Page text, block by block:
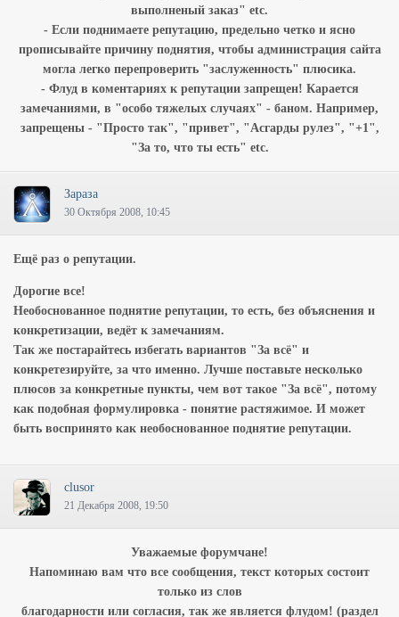
выполненый заказ" etc.
- Если поднимаете репутацию, предельно четко и ясно
прописывайте причину поднятия, чтобы администрация сайта
могла легко перепроверить "заслуженность" плюсика.
- Флуд в коментариях к репутации запрещен! Карается
замечаниями, в "особо тяжелых случаях" - баном. Например,
запрещены - "Просто так", "привет", "Асгарды рулез", "+1",
"За то, что ты есть" etc.
Зараза
30 Октября 2008, 10:45
Ещё раз о репутации.
Дорогие все!
Необоснованное поднятие репутации, то есть, без объяснения и
конкретизации, ведёт к замечаниям.
Так же постарайтесь избегать вариантов "За всё" и
конкретезируйте, за что именно. Лучше поставьте несколько
плюсов за конкретные пункты, чем вот такое "За всё", потому
как подобная формулировка - понятие растяжимое. И может
быть воспринято как необоснованное поднятие репутации.
clusor
21 Декабря 2008, 19:50
Уважаемые форумчане!
Напоминаю вам что все сообщения, текст которых состоит
только из слов
благодарности или согласия, так же является флудом! (раздел